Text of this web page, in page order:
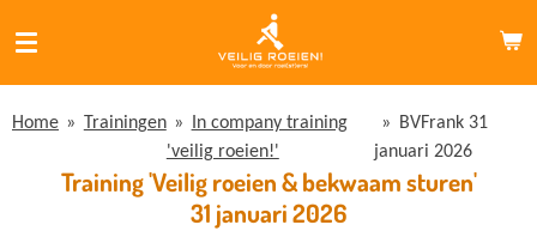
direct
naar
de
Home » Trainingen »
In company training
'veilig roeien!'
»
BVFrank 31
januari 2026
Training 'Veilig roeien & bekwaam sturen'
31 januari 2026